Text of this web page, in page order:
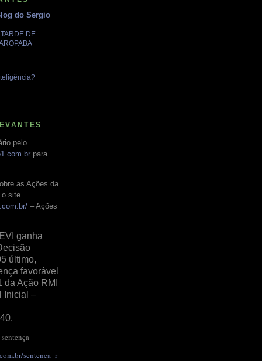
do Sergio
DE
pelo
para
as Ações da
o site
– Ações
ganha
último,
favorável
da Ação RMI
Inicial –
sentenca_r